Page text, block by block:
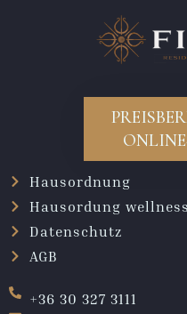
Hausordnung
Hausordung wellness
Datenschutz
AGB
+36 30 327 3111